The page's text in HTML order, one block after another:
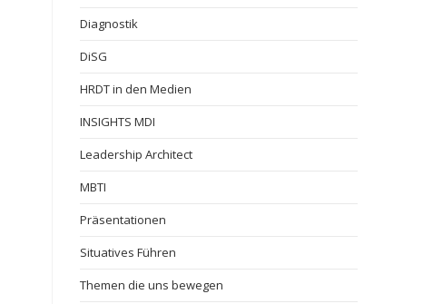
Diagnostik
DiSG
HRDT in den Medien
INSIGHTS MDI
Leadership Architect
MBTI
Präsentationen
Situatives Führen
Themen die uns bewegen